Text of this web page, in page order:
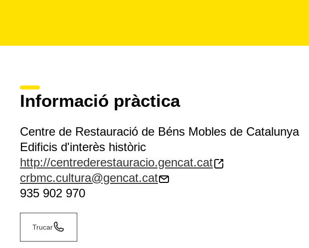
Informació pràctica
Centre de Restauració de Béns Mobles de Catalunya
Edificis d'interès històric
http://centrederestauracio.gencat.cat
crbmc.cultura@gencat.cat
935 902 970
Trucar